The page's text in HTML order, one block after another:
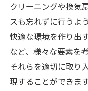
クリーニングや換気
スも忘れずに行うよ
快適な環境を作り出
など、様々な要素を
それらを適切に取り
現することができます